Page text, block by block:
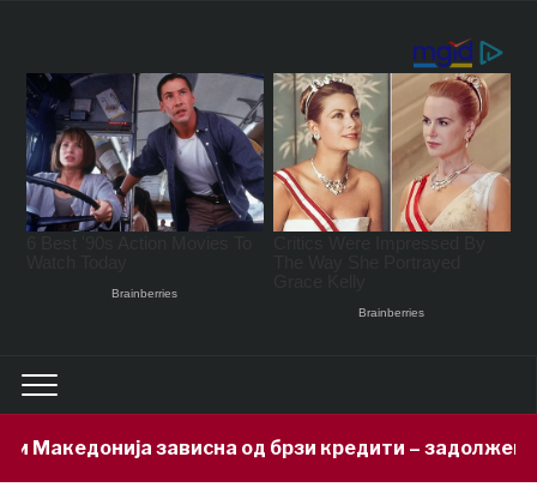
од брзи кредити – задолжени 333 милиони евра